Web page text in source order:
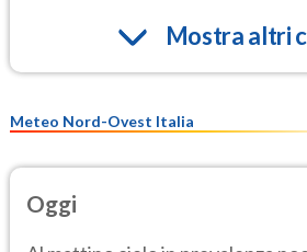
Mostra altri
Meteo Nord-Ovest Italia
Oggi